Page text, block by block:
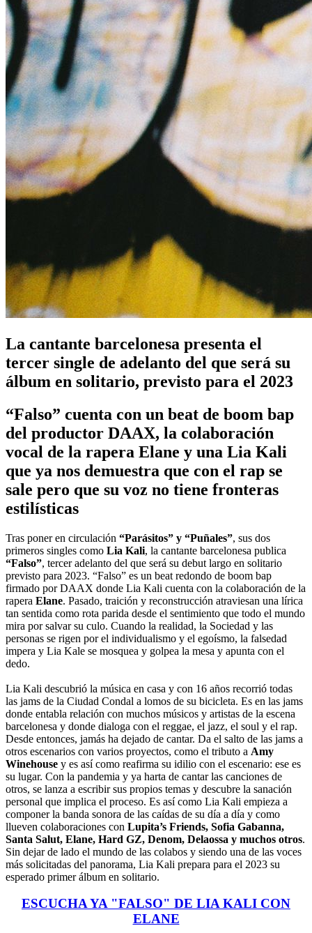
La cantante barcelonesa presenta el
tercer single de adelanto del que será su
álbum en solitario, previsto para el 2023
“Falso” cuenta con un beat de boom bap
del productor DAAX, la colaboración
vocal de la rapera Elane y una Lia Kali
que ya nos demuestra que con el rap se
sale pero que su voz no tiene fronteras
estilísticas
Tras poner en circulación “Parásitos” y “Puñales”, sus dos
primeros singles como Lia Kali, la cantante barcelonesa publica
“Falso”, tercer adelanto del que será su debut largo en solitario
previsto para 2023. “Falso” es un beat redondo de boom bap
firmado por DAAX donde Lia Kali cuenta con la colaboración de la
rapera Elane. Pasado, traición y reconstrucción atraviesan una lírica
tan sentida como rota parida desde el sentimiento que todo el mundo
mira por salvar su culo. Cuando la realidad, la Sociedad y las
personas se rigen por el individualismo y el egoísmo, la falsedad
impera y Lia Kale se mosquea y golpea la mesa y apunta con el
dedo.
Lia Kali descubrió la música en casa y con 16 años recorrió todas
las jams de la Ciudad Condal a lomos de su bicicleta. Es en las jams
donde entabla relación con muchos músicos y artistas de la escena
barcelonesa y donde dialoga con el reggae, el jazz, el soul y el rap.
Desde entonces, jamás ha dejado de cantar. Da el salto de las jams a
otros escenarios con varios proyectos, como el tributo a Amy
Winehouse y es así como reafirma su idilio con el escenario: ese es
su lugar. Con la pandemia y ya harta de cantar las canciones de
otros, se lanza a escribir sus propios temas y descubre la sanación
personal que implica el proceso. Es así como Lia Kali empieza a
componer la banda sonora de las caídas de su día a día y como
llueven colaboraciones con Lupita’s Friends, Sofia Gabanna,
Santa Salut, Elane, Hard GZ, Denom, Delaossa y muchos otros.
Sin dejar de lado el mundo de las colabos y siendo una de las voces
más solicitadas del panorama, Lia Kali prepara para el 2023 su
esperado primer álbum en solitario.
ESCUCHA YA "FALSO" DE LIA KALI CON
ELANE